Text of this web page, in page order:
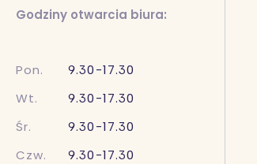
Godziny otwarcia biura:
Pon.
9.30-17.30
Wt.
9.30-17.30
Śr.
9.30-17.30
Czw.
9.30-17.30